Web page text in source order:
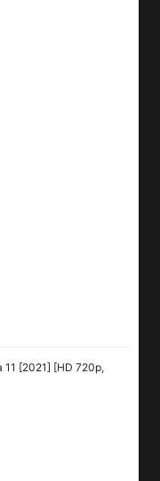
11 [2021] [HD 720p,